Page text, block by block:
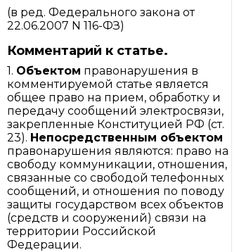
(в ред. Федерального закона от
22.06.2007 N 116-ФЗ)
Комментарий к статье.
1. Объектом правонарушения в
комментируемой статье является
общее право на прием, обработку и
передачу сообщений электросвязи,
закрепленные Конституцией РФ (ст.
23). Непосредственным объектом
правонарушения являются: право на
свободу коммуникации, отношения,
связанные со свободой телефонных
сообщений, и отношения по поводу
защиты государством всех объектов
(средств и сооружений) связи на
территории Российской
Федерации.